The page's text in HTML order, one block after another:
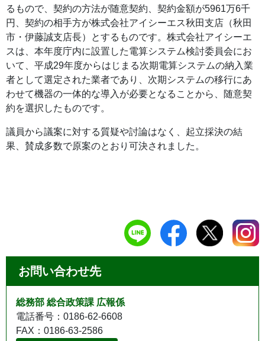
るもので、契約の方法が随意契約、契約金額が5961万6千
円、契約の相手方が株式会社アイシーエス秋田支店（秋田
市・伊藤誠支店長）とするものです。株式会社アイシーエ
スは、本年度庁内に設置した電算システム検討委員会にお
いて、平成29年度からはじまる次期電算システムの納入業
者として選定された業者であり、次期システムの移行にあ
わせて機器の一体的な導入が必要となることから、随意契
約を選択したものです。
議員から議案に対する質疑や討論はなく、起立採決の結
果、賛成多数で原案のとおり可決されました。
お問い合わせ先
総務部 総合政策課 広報係
電話番号：0186-62-6608
FAX：0186-63-2586